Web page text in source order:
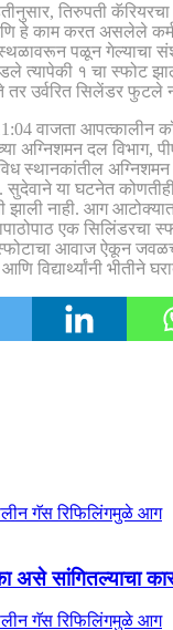
तिरुपती
हे काम करत असलेले
पळून गेल्याचा
त्यापेकी १ चा स्फोट
उर्वरित सिलेंडर फुटले
वाजता आपत्कालीन
अग्निशमन दल विभाग,
स्थानकांतील अग्निशमन
या घटनेत कोणतीही
झाली नाही. आग
एक सिलिंडरचा
स्फोटाचा आवाज ऐकून
विद्यार्थ्यांनी भीतीने
असे सांगितल्याचा